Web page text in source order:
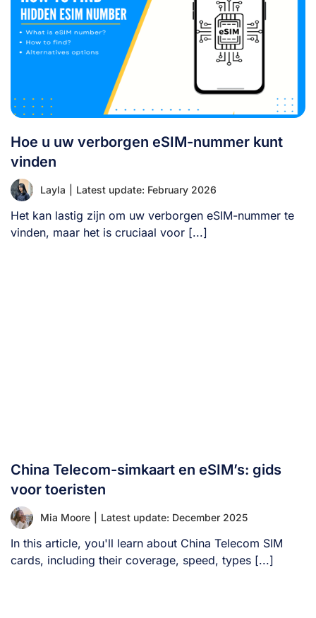
Hoe u uw verborgen eSIM-nummer kunt
vinden
Layla Latest update: February 2026
Het kan lastig zijn om uw verborgen eSIM-nummer te
vinden, maar het is cruciaal voor [...]
China Telecom-simkaart en eSIM’s: gids
voor toeristen
Mia Moore Latest update: December 2025
In this article, you'll learn about China Telecom SIM
cards, including their coverage, speed, types [...]